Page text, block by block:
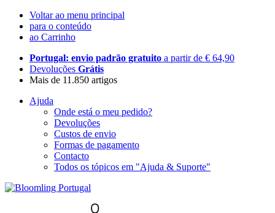
Voltar ao menu principal
para o conteúdo
ao Carrinho
Portugal: envio padrão gratuito a partir de € 64,90
Devoluções Grátis
Mais de 11.850 artigos
Ajuda
Onde está o meu pedido?
Devoluções
Custos de envio
Formas de pagamento
Contacto
Todos os tópicos em "Ajuda & Suporte"